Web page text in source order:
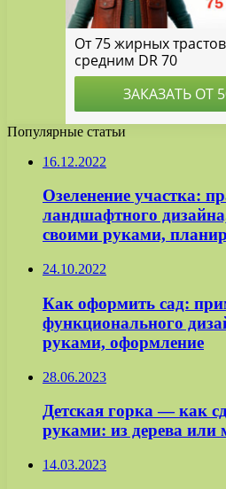
Популярные статьи
16.12.2022
Озеленение участка:
ландшафтного
своими руками,
24.10.2022
Как оформить сад:
функционального
руками, оформление
28.06.2023
Детская горка — как
руками: из дерева или
14.03.2023